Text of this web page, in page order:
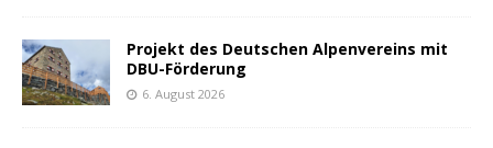
Projekt des Deutschen Alpenvereins mit
DBU-Förderung
6. August 2026